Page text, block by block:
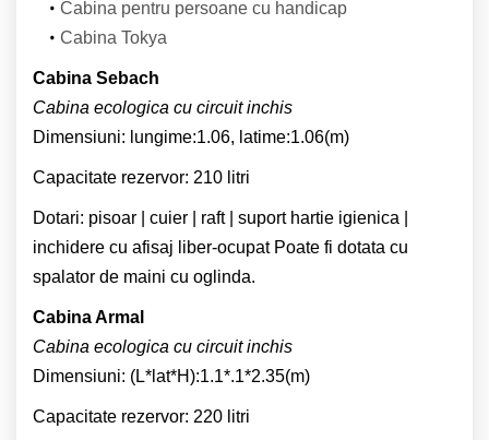
Cabina pentru persoane cu handicap
Cabina Tokya
Cabina Sebach
Cabina ecologica cu circuit inchis
Dimensiuni: lungime:1.06, latime:1.06(m)
Capacitate rezervor: 210 litri
Dotari: pisoar | cuier | raft | suport hartie igienica |
inchidere cu afisaj liber-ocupat Poate fi dotata cu
spalator de maini cu oglinda.
Cabina Armal
Cabina ecologica cu circuit inchis
Dimensiuni: (L*lat*H):1.1*.1*2.35(m)
Capacitate rezervor: 220 litri